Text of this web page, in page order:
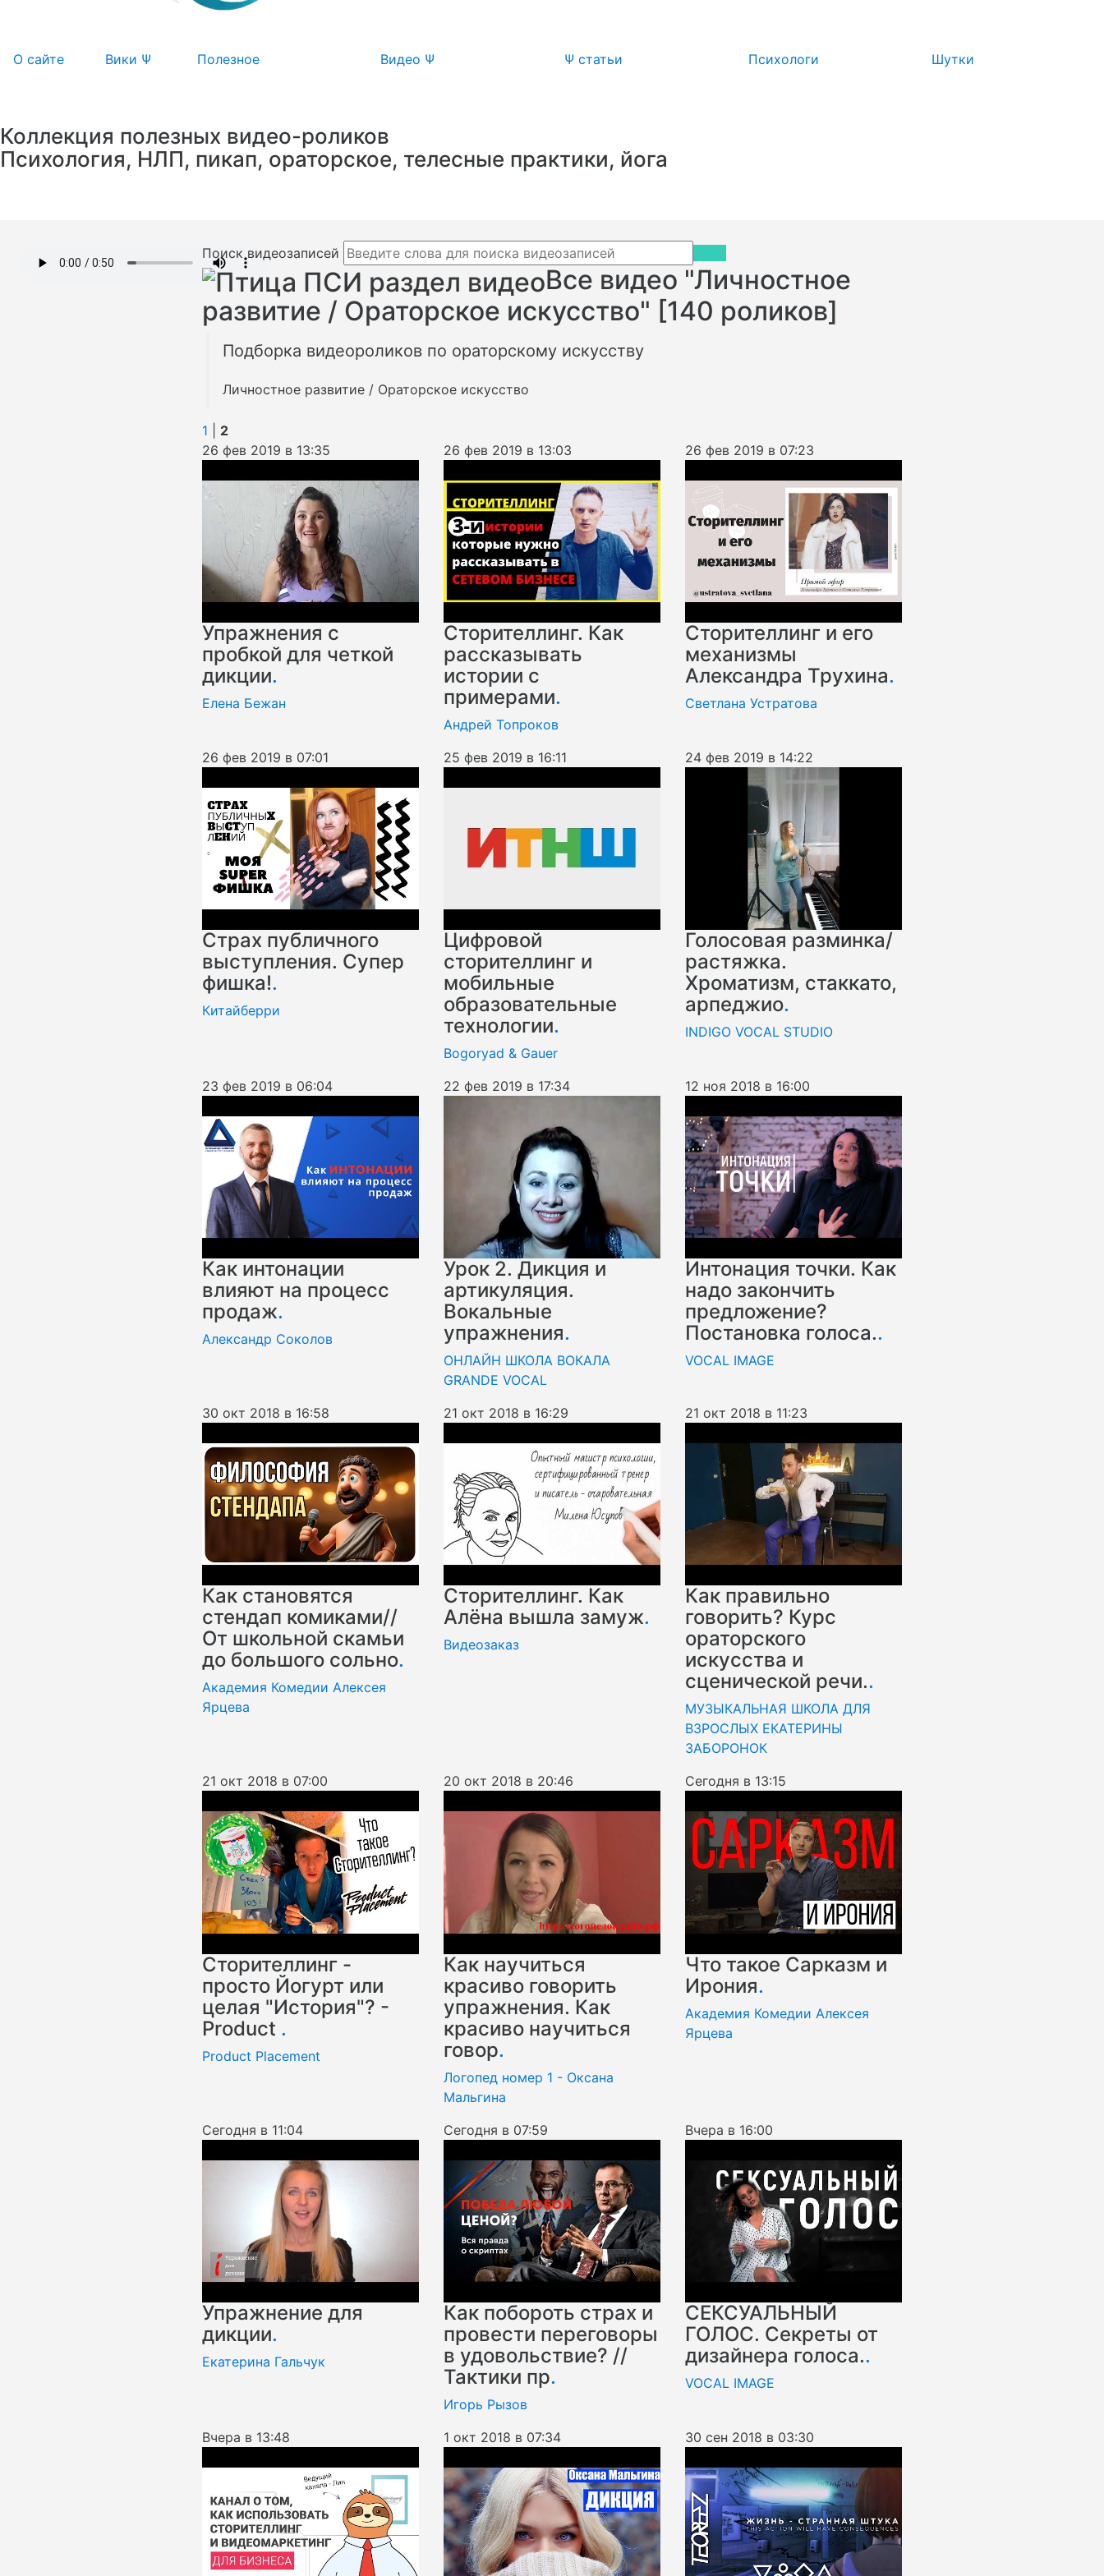
О сайте Вики Ψ Полезное Видео Ψ Ψ статьи Психологи Шутки
Коллекция полезных видео-роликов
Психология, НЛП, пикап, ораторское, телесные практики, йога
Поиск видеозаписей
Все видео "Личностное
развитие / Ораторское искусство" [140 роликов]
Подборка видеороликов по ораторскому искусству
Личностное развитие / Ораторское искусство
1
2
26 фев 2019 в 13:35
Упражнения с
пробкой для четкой
дикции.
Елена Бежан
26 фев 2019 в 13:03
Сторителлинг. Как
рассказывать
истории с
примерами.
Андрей Топроков
26 фев 2019 в 07:23
Сторителлинг и его
механизмы
Александра Трухина.
Светлана Устратова
26 фев 2019 в 07:01
Страх публичного
выступления. Супер
фишка!.
Китайберри
25 фев 2019 в 16:11
Цифровой
сторителлинг и
мобильные
образовательные
технологии.
Bogoryad & Gauer
24 фев 2019 в 14:22
Голосовая разминка/
растяжка.
Хроматизм, стаккато,
арпеджио.
INDIGO VOCAL STUDIO
23 фев 2019 в 06:04
Как интонации
влияют на процесс
продаж.
Александр Соколов
22 фев 2019 в 17:34
Урок 2. Дикция и
артикуляция.
Вокальные
упражнения.
ОНЛАЙН ШКОЛА ВОКАЛА
GRANDE VOCAL
12 ноя 2018 в 16:00
Интонация точки. Как
надо закончить
предложение?
Постановка голоса..
VOCAL IMAGE
30 окт 2018 в 16:58
Как становятся
стендап комиками//
От школьной скамьи
до большого сольно.
Академия Комедии Алексея
Ярцева
21 окт 2018 в 16:29
Сторителлинг. Как
Алёна вышла замуж.
Видеозаказ
21 окт 2018 в 11:23
Как правильно
говорить? Курс
ораторского
искусства и
сценической речи..
МУЗЫКАЛЬНАЯ ШКОЛА ДЛЯ
ВЗРОСЛЫХ ЕКАТЕРИНЫ
ЗАБОРОНОК
21 окт 2018 в 07:00
Сторителлинг -
просто Йогурт или
целая "История"? -
Product .
Product Placement
20 окт 2018 в 20:46
Как научиться
красиво говорить
упражнения. Как
красиво научиться
говор.
Логопед номер 1 - Оксана
Мальгина
Сегодня в 13:15
Что такое Сарказм и
Ирония.
Академия Комедии Алексея
Ярцева
Сегодня в 11:04
Упражнение для
дикции.
Екатерина Гальчук
Сегодня в 07:59
Как побороть страх и
провести переговоры
в удовольствие? //
Тактики пр.
Игорь Рызов
Вчера в 16:00
СЕКСУАЛЬНЫЙ
ГОЛОС. Секреты от
дизайнера голоса..
VOCAL IMAGE
Вчера в 13:48 1 окт 2018 в 07:34 30 сен 2018 в 03:30